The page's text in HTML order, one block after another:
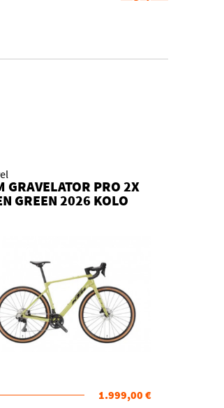
GRAVELATOR PRO 2X
GREEN 2026 KOLO
1.999,00 €